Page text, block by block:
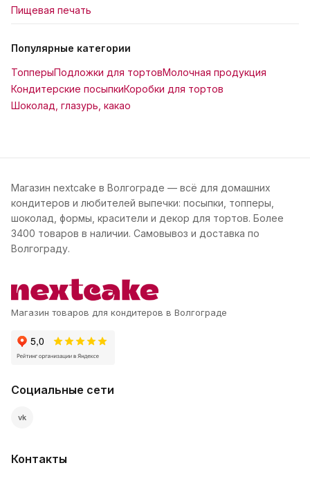
Пищевая печать
Популярные категории
ТопперыПодложки для тортовМолочная продукция
Кондитерские посыпкиКоробки для тортов
Шоколад, глазурь, какао
Магазин nextcake в Волгограде — всё для домашних
кондитеров и любителей выпечки: посыпки, топперы,
шоколад, формы, красители и декор для тортов. Более
3400 товаров в наличии. Самовывоз и доставка по
Волгограду.
Магазин товаров для кондитеров в Волгограде
Социальные сети
vk
Контакты